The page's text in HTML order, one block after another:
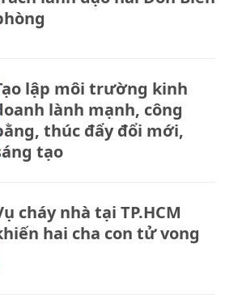
lập môi trường kinh
lành mạnh, công
thúc đẩy đổi mới,
tạo
cháy nhà tại TP.HCM
hai cha con tử vong